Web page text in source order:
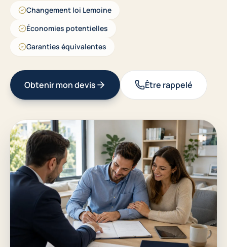
Changement loi Lemoine
Économies potentielles
Garanties équivalentes
Obtenir mon devis Être rappelé